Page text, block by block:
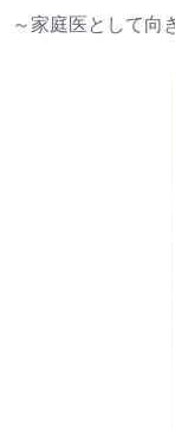
～家庭医として